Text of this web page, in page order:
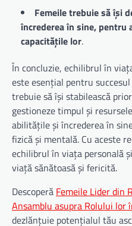
Femeile trebuie să își
încrederea în sine, pentru
capacitățile lor.
În concluzie, echilibrul în
este esențial pentru
trebuie să își stabilească
gestioneze timpul și
abilitățile și încrederea în
fizică și mentală. Cu aceste
echilibrul în viața personală
viață sănătoasă și fericită.
Descoperă Femeile Lider din
Ansamblu asupra Rolului lor
dezlănțuie potențialul tău